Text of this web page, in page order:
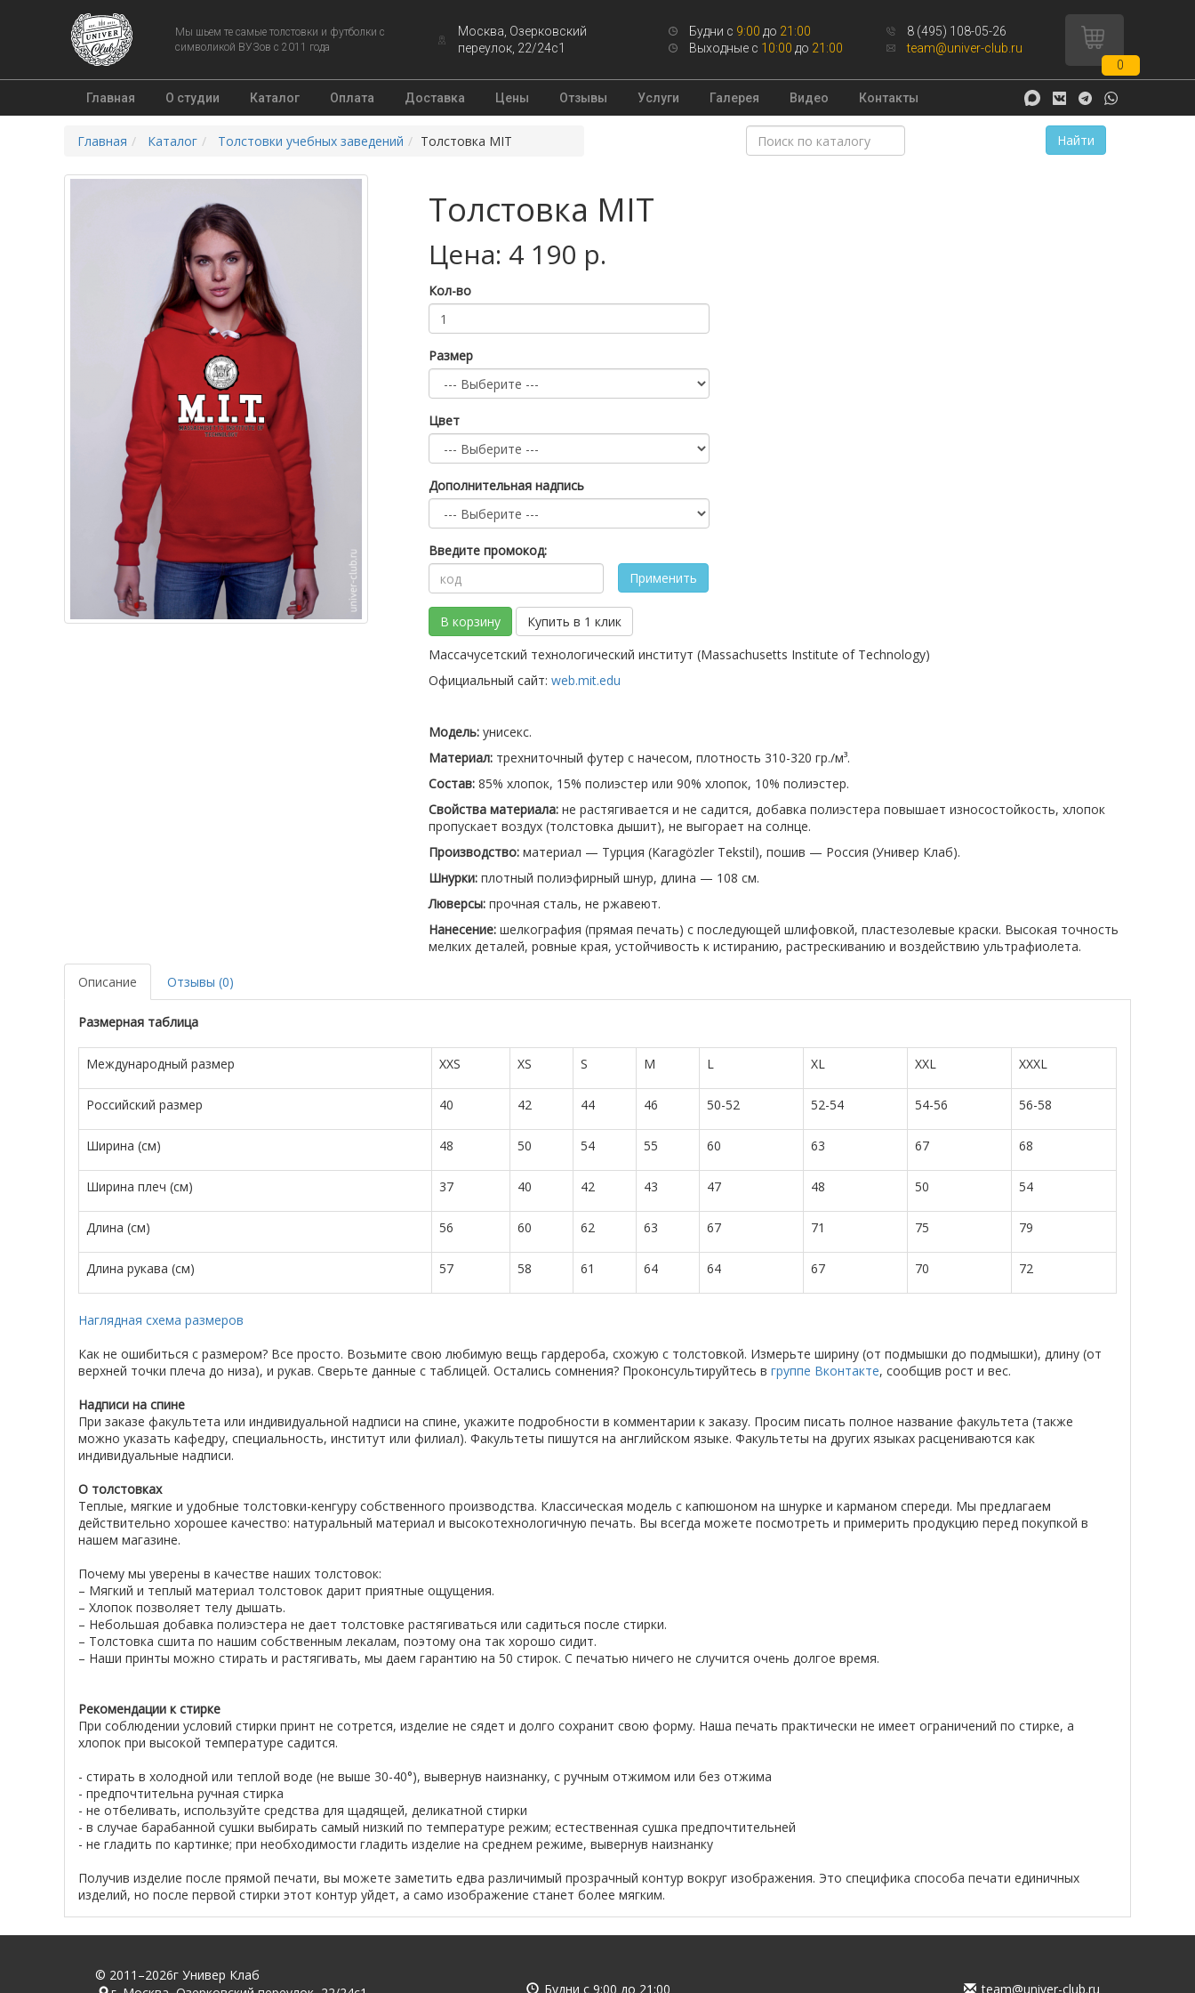
Мы шьем те самые толстовки и футболки с
символикой ВУЗов с 2011 года
Москва, Озерковский
переулок, 22/24с1
Будни с 9:00 до 21:00
Выходные с 10:00 до 21:00
8 (495) 108-05-26
team@univer-club.ru
0
Главная О студии Каталог Оплата Доставка Цены Отзывы Услуги Галерея Видео Контакты
Главная Каталог Толстовки учебных заведений Толстовка MIT Найти
Толстовка MIT
Цена: 4 190 р.
Кол-во
Размер
Цвет
Дополнительная надпись
Введите промокод:
Применить
В корзину
Купить в 1 клик
Массачусетский технологический институт (Massachusetts Institute of Technology)
Официальный сайт: web.mit.edu
Модель:унисекс.
Материал: трехниточный футер с начесом, плотность 310-320 гр./м³.
Состав:85% хлопок, 15% полиэстер или 90% хлопок, 10% полиэстер.
Свойства материала:не растягивается и не садится, добавка полиэстера повышает износостойкость, хлопок
пропускает воздух (толстовка дышит), не выгорает на солнце.
Производство: материал — Турция (Karagözler Tekstil), пошив — Россия (Универ Клаб).
Шнурки:плотный полиэфирный шнур, длина — 108 см.
Люверсы: прочная сталь, не ржавеют.
Нанесение: шелкография (прямая печать) с последующей шлифовкой, пластезолевые краски. Высокая точность
мелких деталей, ровные края, устойчивость к истиранию, растрескиванию и воздействию ультрафиолета.
Описание Отзывы (0)
Размерная таблица
Международный размер XXS XS S M L XL XXL XXXL
Российский размер 40 42 44 46 50-52 52-54 54-56 56-58
Ширина (см) 48 50 54 55 60 63 67 68
Ширина плеч (см) 37 40 42 43 47 48 50 54
Длина (см) 56 60 62 63 67 71 75 79
Длина рукава (см) 57 58 61 64 64 67 70 72
Наглядная схема размеров
Как не ошибиться с размером? Все просто. Возьмите свою любимую вещь гардероба, схожую с толстовкой. Измерьте ширину (от подмышки до подмышки), длину (от
верхней точки плеча до низа), и рукав. Сверьте данные с таблицей. Остались сомнения? Проконсультируйтесь в группе Вконтакте, сообщив рост и вес.
Надписи на спине
При заказе факультета или индивидуальной надписи на спине, укажите подробности в комментарии к заказу. Просим писать полное название факультета (также
можно указать кафедру, специальность, институт или филиал). Факультеты пишутся на английском языке. Факультеты на других языках расцениваются как
индивидуальные надписи.
О толстовках
Теплые, мягкие и удобные толстовки-кенгуру собственного производства. Классическая модель с капюшоном на шнурке и карманом спереди. Мы предлагаем
действительно хорошее качество: натуральный материал и высокотехнологичную печать. Вы всегда можете посмотреть и примерить продукцию перед покупкой в
нашем магазине.
Почему мы уверены в качестве наших толстовок:
– Мягкий и теплый материал толстовок дарит приятные ощущения.
– Хлопок позволяет телу дышать.
– Небольшая добавка полиэстера не дает толстовке растягиваться или садиться после стирки.
– Толстовка сшита по нашим собственным лекалам, поэтому она так хорошо сидит.
– Наши принты можно стирать и растягивать, мы даем гарантию на 50 стирок. С печатью ничего не случится очень долгое время.
Рекомендации к стирке
При соблюдении условий стирки принт не сотрется, изделие не сядет и долго сохранит свою форму. Наша печать практически не имеет ограничений по стирке, а
хлопок при высокой температуре садится.
- стирать в холодной или теплой воде (не выше 30-40°), вывернув наизнанку, с ручным отжимом или без отжима
- предпочтительна ручная стирка
- не отбеливать, используйте средства для щадящей, деликатной стирки
- в случае барабанной сушки выбирать самый низкий по температуре режим; естественная сушка предпочтительней
- не гладить по картинке; при необходимости гладить изделие на среднем режиме, вывернув наизнанку
Получив изделие после прямой печати, вы можете заметить едва различимый прозрачный контур вокруг изображения. Это специфика способа печати единичных
изделий, но после первой стирки этот контур уйдет, а само изображение станет более мягким.
© 2011–2026г Универ Клаб
Будни с 9:00 до 21:00 team@univer-club.ru